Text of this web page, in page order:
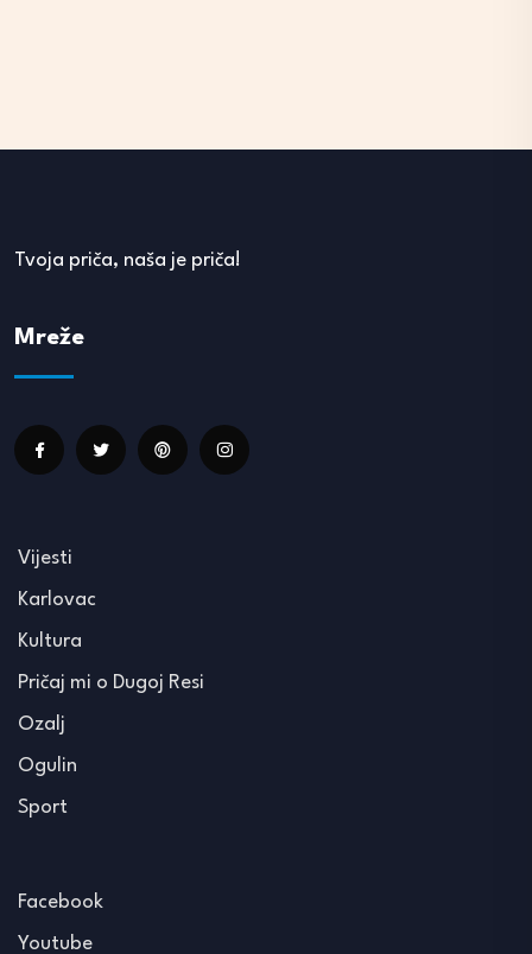
Tvoja priča, naša je priča!
Mreže
Vijesti
Karlovac
Kultura
Pričaj mi o Dugoj Resi
Ozalj
Ogulin
Sport
Facebook
Youtube